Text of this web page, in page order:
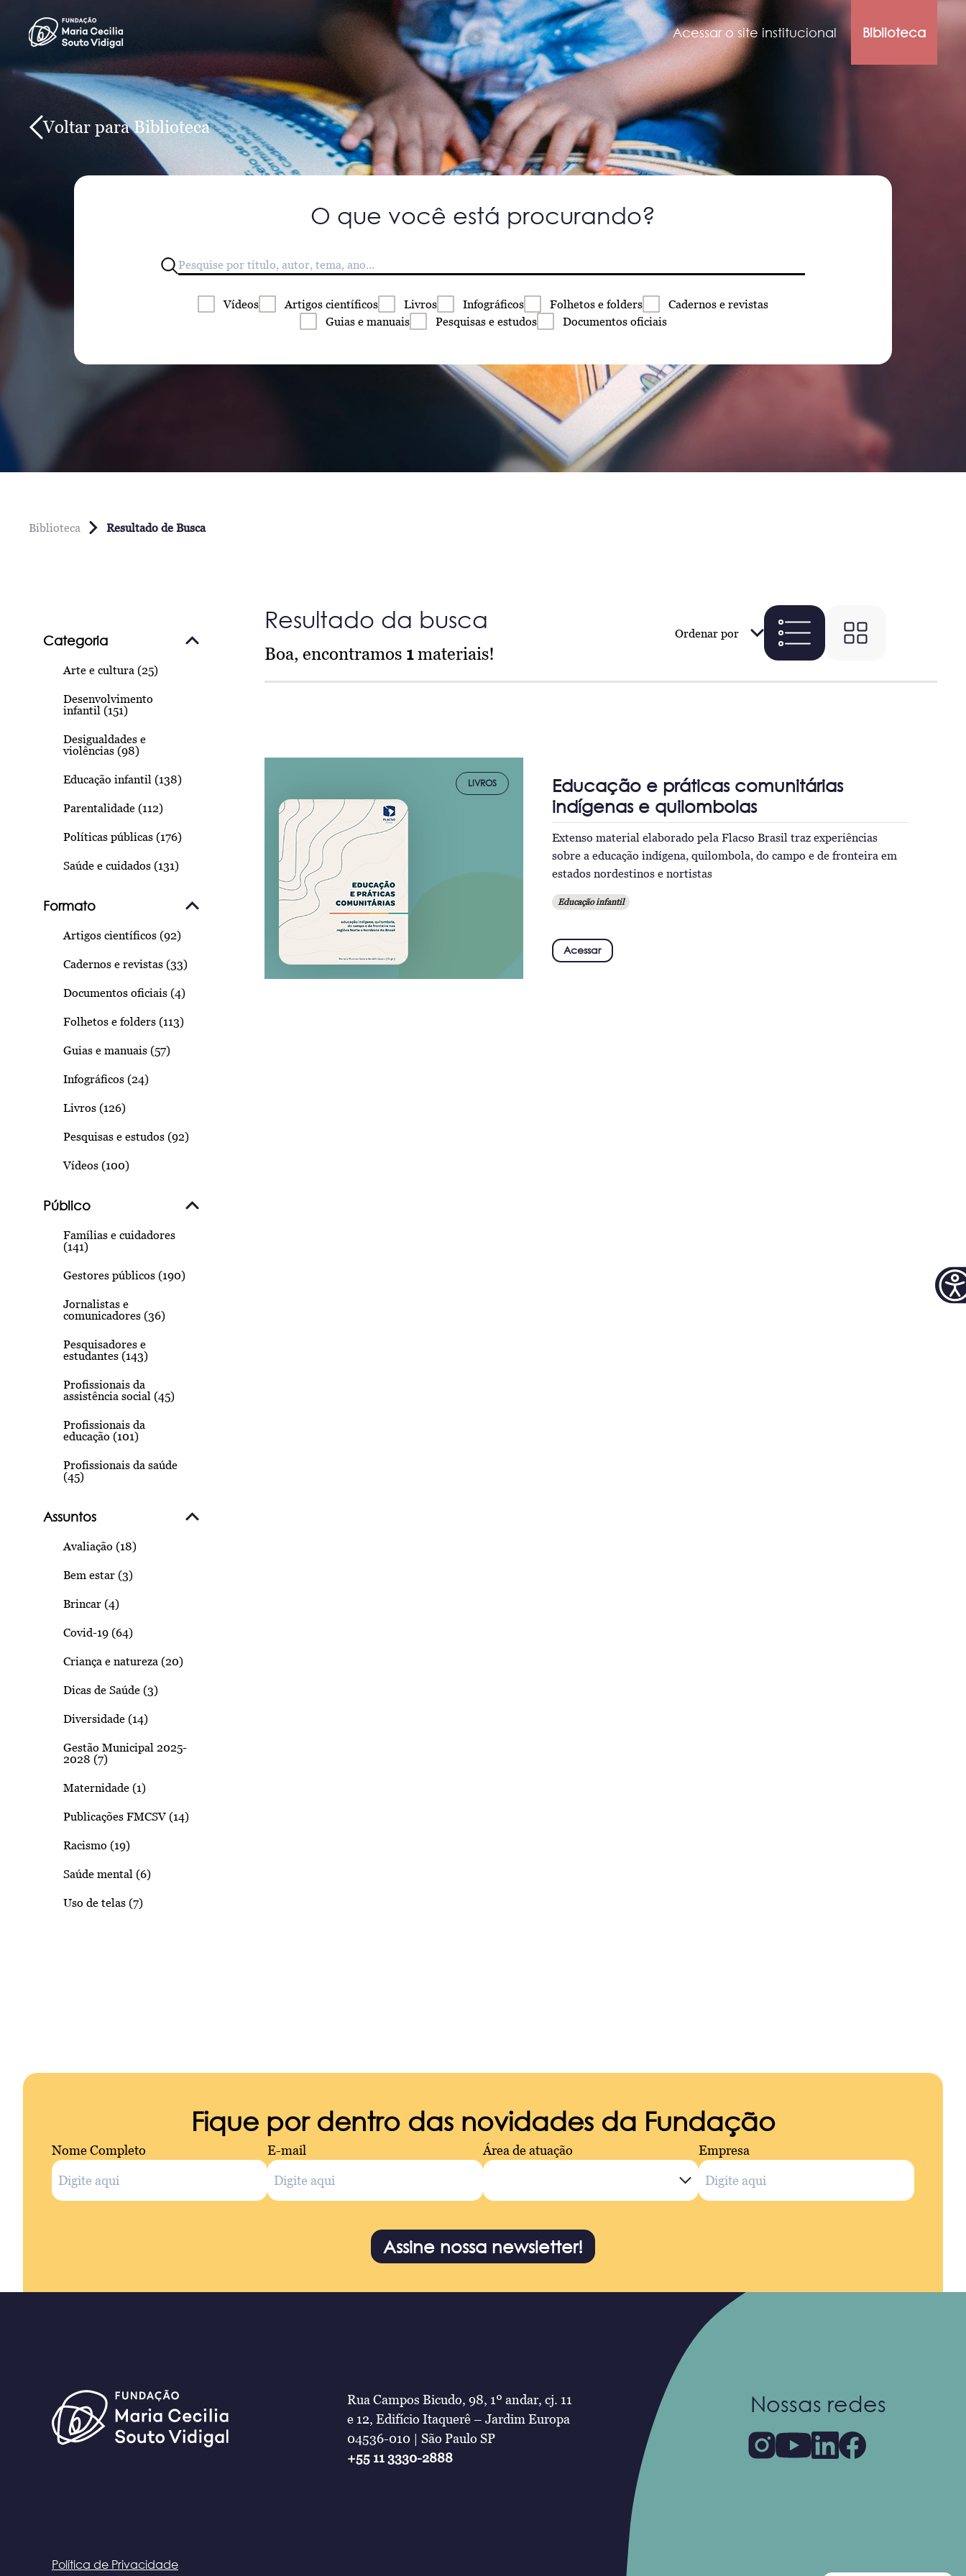
Acessar o site institucional Biblioteca
Voltar para Biblioteca
O que você está procurando?
Vídeos Artigos científicos Livros Infográficos Folhetos e folders Cadernos e revistas
Guias e manuais Pesquisas e estudos Documentos oficiais
Biblioteca Resultado de Busca
Categoria
Arte e cultura (25)
Desenvolvimento
infantil (151)
Desigualdades e
violências (98)
Educação infantil (138)
Parentalidade (112)
Políticas públicas (176)
Saúde e cuidados (131)
Formato
Artigos científicos (92)
Cadernos e revistas (33)
Documentos oficiais (4)
Folhetos e folders (113)
Guias e manuais (57)
Infográficos (24)
Livros (126)
Pesquisas e estudos (92)
Vídeos (100)
Público
Famílias e cuidadores
(141)
Gestores públicos (190)
Jornalistas e
comunicadores (36)
Pesquisadores e
estudantes (143)
Profissionais da
assistência social (45)
Profissionais da
educação (101)
Profissionais da saúde
(45)
Assuntos
Avaliação (18)
Bem estar (3)
Brincar (4)
Covid-19 (64)
Criança e natureza (20)
Dicas de Saúde (3)
Diversidade (14)
Gestão Municipal 2025-
2028 (7)
Maternidade (1)
Publicações FMCSV (14)
Racismo (19)
Saúde mental (6)
Uso de telas (7)
Resultado da busca
Boa, encontramos 1materiais!
Ordenar por
LIVROS
Educação e práticas comunitárias
indígenas e quilombolas
Extenso material elaborado pela Flacso Brasil traz experiências
sobre a educação indígena, quilombola, do campo e de fronteira em
estados nordestinos e nortistas
Educação infantil
Acessar
Fique por dentro das novidades da Fundação
Nome Completo E-mail Área de atuação Empresa
Assine nossa newsletter!
Rua Campos Bicudo, 98, 1º andar, cj. 11
e 12, Edifício Itaquerê – Jardim Europa
04536-010 | São Paulo SP
+55 11 3330-2888
Nossas redes
Política de Privacidade